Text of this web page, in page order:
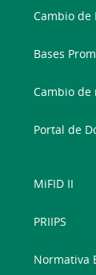
Cambio de
Bases
Cambio de
Portal de
MiFID II
PRIIPS
Normativa